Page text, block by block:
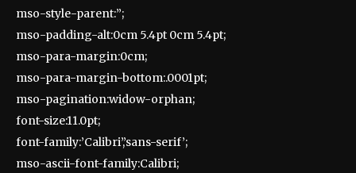
mso-style-parent:”;
mso-padding-alt:0cm 5.4pt 0cm 5.4pt;
mso-para-margin:0cm;
mso-para-margin-bottom:.0001pt;
mso-pagination:widow-orphan;
font-size:11.0pt;
font-family:’Calibri’,’sans-serif’;
mso-ascii-font-family:Calibri;